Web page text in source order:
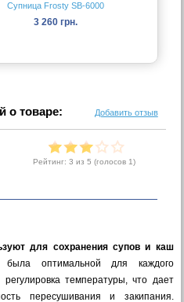
Супница Frosty SB-6000
3 260 грн.
о товаре: Добавить отзыв
Рейтинг: 3 из 5 (голосов 1)
для сохранения супов и каш
оптимальной для каждого
температуры, что дает
пересушивания и закипания.